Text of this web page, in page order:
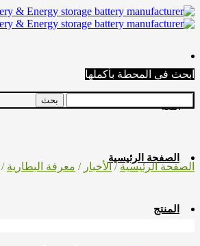
اللغة
الصفحة الرئيسية
المنتج
ابحث في المحطة بأكملها
الصفحة الرئيسية/الأخبار / معرفة البطارية /